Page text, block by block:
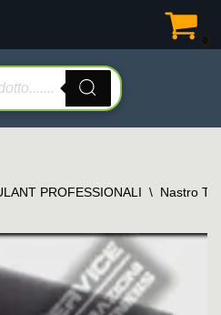
PROFESSIONALI \ Nastro